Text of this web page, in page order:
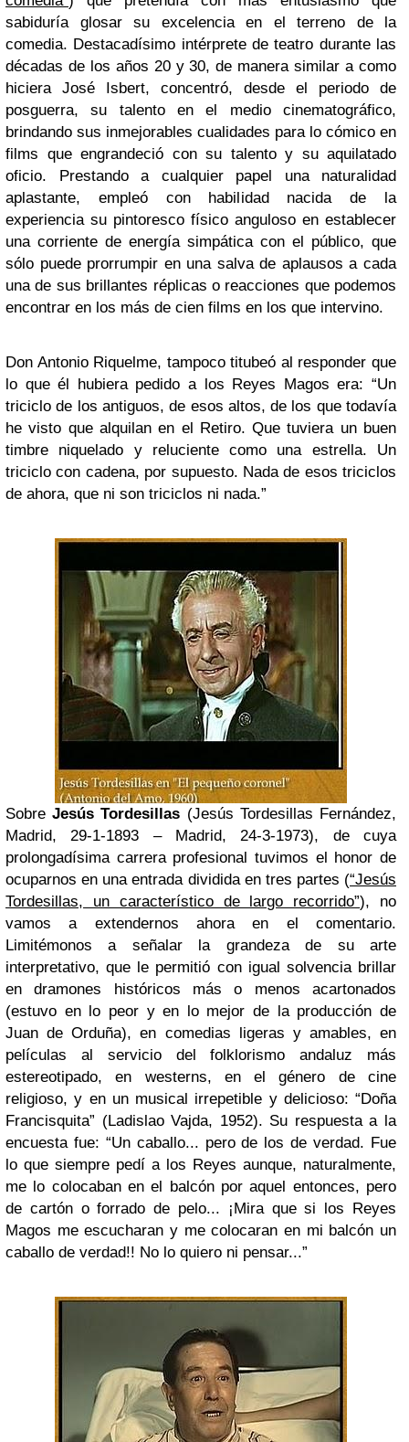
sabiduría glosar su excelencia en el terreno de la
comedia. Destacadísimo intérprete de teatro durante las
décadas de los años 20 y 30, de manera similar a como
hiciera José Isbert, concentró, desde el periodo de
posguerra, su talento en el medio cinematográfico,
brindando sus inmejorables cualidades para lo cómico en
films que engrandeció con su talento y su aquilatado
oficio. Prestando a cualquier papel una naturalidad
aplastante, empleó con habilidad nacida de la
experiencia su pintoresco físico anguloso en establecer
una corriente de energía simpática con el público, que
sólo puede prorrumpir en una salva de aplausos a cada
una de sus brillantes réplicas o reacciones que podemos
encontrar en los más de cien films en los que intervino.
Don Antonio Riquelme, tampoco titubeó al responder que
lo que él hubiera pedido a los Reyes Magos era: “Un
triciclo de los antiguos, de esos altos, de los que todavía
he visto que alquilan en el Retiro. Que tuviera un buen
timbre niquelado y reluciente como una estrella. Un
triciclo con cadena, por supuesto. Nada de esos triciclos
de ahora, que ni son triciclos ni nada.”
Sobre Jesús Tordesillas (Jesús Tordesillas Fernández,
Madrid, 29-1-1893 – Madrid, 24-3-1973), de cuya
prolongadísima carrera profesional tuvimos el honor de
ocuparnos en una entrada dividida en tres partes (“Jesús
Tordesillas, un característico de largo recorrido”), no
vamos a extendernos ahora en el comentario.
Limitémonos a señalar la grandeza de su arte
interpretativo, que le permitió con igual solvencia brillar
en dramones históricos más o menos acartonados
(estuvo en lo peor y en lo mejor de la producción de
Juan de Orduña), en comedias ligeras y amables, en
películas al servicio del folklorismo andaluz más
estereotipado, en westerns, en el género de cine
religioso, y en un musical irrepetible y delicioso: “Doña
Francisquita” (Ladislao Vajda, 1952). Su respuesta a la
encuesta fue: “Un caballo... pero de los de verdad. Fue
lo que siempre pedí a los Reyes aunque, naturalmente,
me lo colocaban en el balcón por aquel entonces, pero
de cartón o forrado de pelo... ¡Mira que si los Reyes
Magos me escucharan y me colocaran en mi balcón un
caballo de verdad!! No lo quiero ni pensar...”